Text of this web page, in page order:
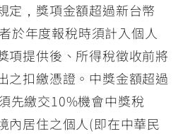
定，獎項金額超過新台幣
於年度報稅時須計入個人
項提供後、所得稅徵收前將
之扣繳憑證。中獎金額超過
先繳交10%機會中獎稅
內居住之個人(即在中華民